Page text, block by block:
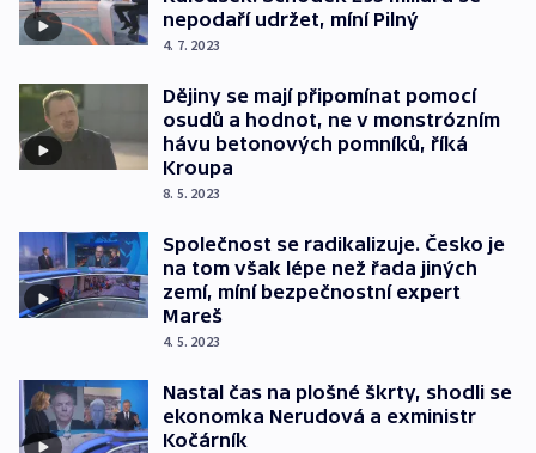
nepodaří udržet, míní Pilný
4. 7. 2023
Dějiny se mají připomínat pomocí
osudů a hodnot, ne v monstrózním
hávu betonových pomníků, říká
Kroupa
8. 5. 2023
Společnost se radikalizuje. Česko je
na tom však lépe než řada jiných
zemí, míní bezpečnostní expert
Mareš
4. 5. 2023
Nastal čas na plošné škrty, shodli se
ekonomka Nerudová a exministr
Kočárník